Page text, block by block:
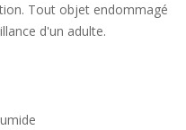
Tout objet endommagé
d'un adulte.